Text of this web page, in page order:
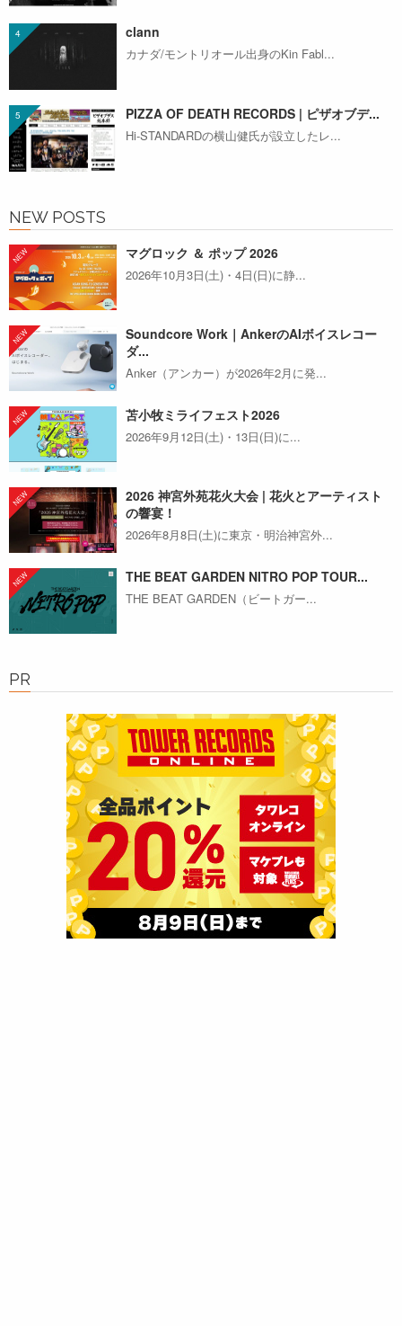
clann
カナダ/モントリオール出身のKin Fabl...
PIZZA OF DEATH RECORDS | ピザオブデ...
Hi-STANDARDの横山健氏が設立したレ...
NEW POSTS
マグロック ＆ ポップ 2026
2026年10月3日(土)・4日(日)に静...
Soundcore Work｜AnkerのAIボイスレコー
ダ...
Anker（アンカー）が2026年2月に発...
苫小牧ミライフェスト2026
2026年9月12日(土)・13日(日)に...
2026 神宮外苑花火大会 | 花火とアーティスト
の響宴！
2026年8月8日(土)に東京・明治神宮外...
THE BEAT GARDEN NITRO POP TOUR...
THE BEAT GARDEN（ビートガー...
PR